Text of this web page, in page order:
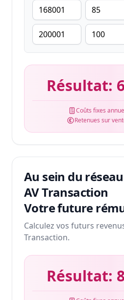
Résultat:
Coûts fixes
Retenues sur
Au sein du
AV Transaction
Votre future
Calculez vos futurs
Transaction.
Résultat: